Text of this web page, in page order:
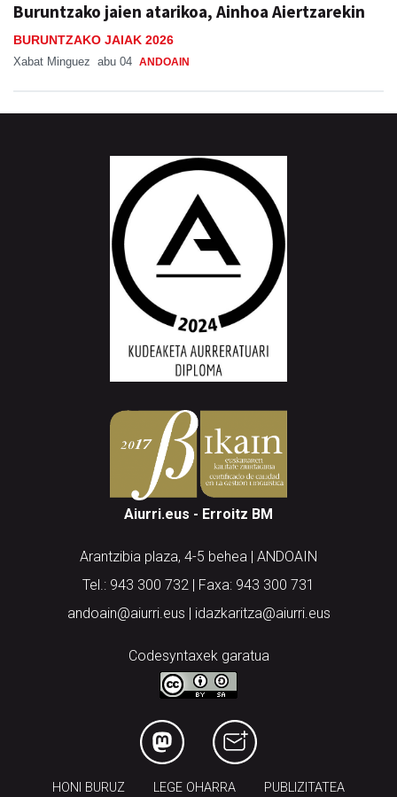
Buruntzako jaien atarikoa, Ainhoa Aiertzarekin
BURUNTZAKO JAIAK 2026
Xabat Minguez abu 04 ANDOAIN
Aiurri.eus - Erroitz BM
Arantzibia plaza, 4-5 behea | ANDOAIN
Tel.: 943 300 732 | Faxa: 943 300 731
andoain@aiurri.eus | idazkaritza@aiurri.eus
Codesyntaxek garatua
HONI BURUZ LEGE OHARRA PUBLIZITATEA